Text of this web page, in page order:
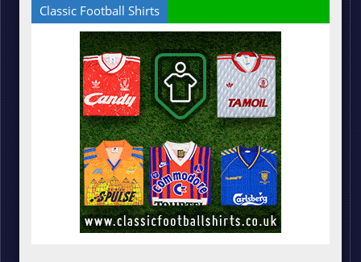
Classic Football Shirts